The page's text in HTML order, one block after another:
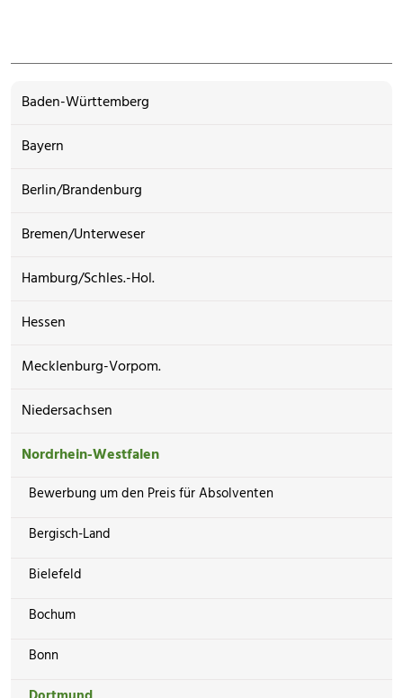
Baden-Württemberg
Bayern
Berlin/Brandenburg
Bremen/Unterweser
Hamburg/Schles.-Hol.
Hessen
Mecklenburg-Vorpom.
Niedersachsen
Nordrhein-Westfalen
Bewerbung um den Preis für Absolventen
Bergisch-Land
Bielefeld
Bochum
Bonn